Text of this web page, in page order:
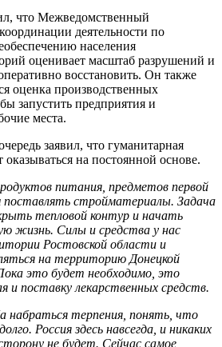
что Межведомственный
деятельности по
населения
оценивает масштаб разрушений и
восстановить. Он также
оценка производственных
запустить предприятия и
места.
заявил, что гуманитарная
на постоянной основе.
питания, предметов первой
поставлять стройматериалы. Задача
тепловой контур и начать
жизнь. Силы и средства у нас
Ростовской области и
на территорию Донецкой
это будет необходимо, это
и поставку лекарственных средств.
набраться терпения, понять, что
Россия здесь навсегда, и никаких
не будет. Сейчас самое